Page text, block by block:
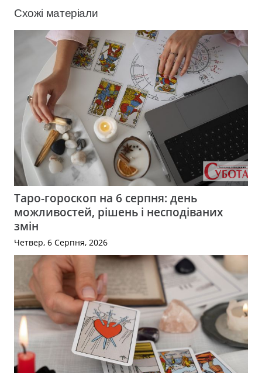
Схожі матеріали
Таро-гороскоп на 6 серпня: день
можливостей, рішень і несподіваних
змін
Четвер, 6 Серпня, 2026